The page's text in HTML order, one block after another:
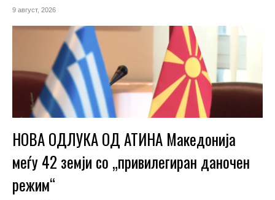
9 август, 2026
НОВА ОДЛУКА ОД АТИНА Македонија
меѓу 42 земји со „привилегиран даночен
режим“